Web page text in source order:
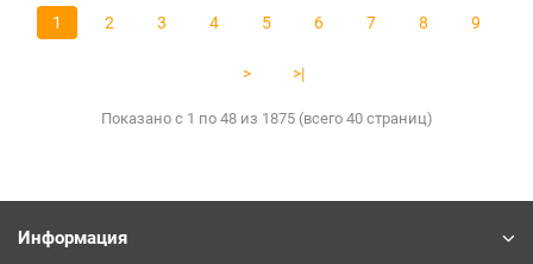
1 2 3 4 5 6 7 8 9
> >|
Показано с 1 по 48 из 1875 (всего 40 страниц)
Информация